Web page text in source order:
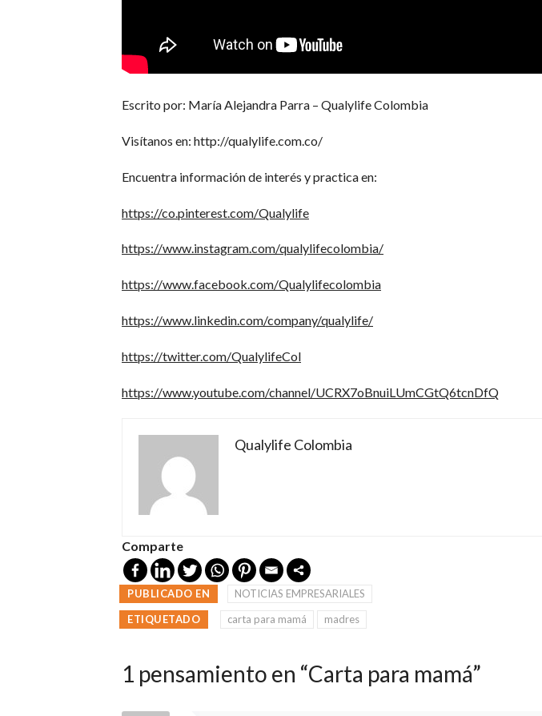
Escrito por: María Alejandra Parra – Qualylife Colombia
Visítanos en: http://qualylife.com.co/
Encuentra información de interés y practica en:
https://co.pinterest.com/Qualylife
https://www.instagram.com/qualylifecolombia/
https://www.facebook.com/Qualylifecolombia
https://www.linkedin.com/company/qualylife/
https://twitter.com/QualylifeCol
https://www.youtube.com/channel/UCRX7oBnuiLUmCGtQ6tcnDfQ
Qualylife Colombia
Comparte
PUBLICADO EN
NOTICIAS EMPRESARIALES
ETIQUETADO
carta para mamá madres
1 pensamiento en “Carta para mamá”